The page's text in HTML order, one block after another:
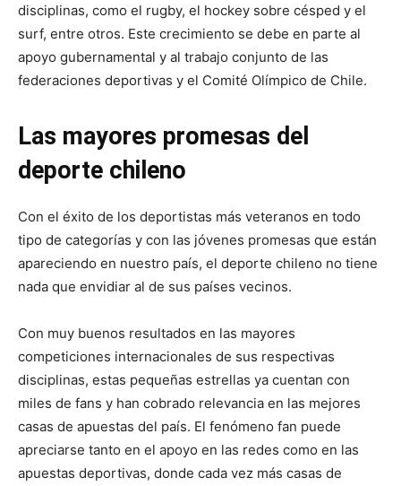
disciplinas, como el rugby, el hockey sobre césped y el
surf, entre otros. Este crecimiento se debe en parte al
apoyo gubernamental y al trabajo conjunto de las
federaciones deportivas y el Comité Olímpico de Chile.
Las mayores promesas del
deporte chileno
Con el éxito de los deportistas más veteranos en todo
tipo de categorías y con las jóvenes promesas que están
apareciendo en nuestro país, el deporte chileno no tiene
nada que envidiar al de sus países vecinos.
Con muy buenos resultados en las mayores
competiciones internacionales de sus respectivas
disciplinas, estas pequeñas estrellas ya cuentan con
miles de fans y han cobrado relevancia en las mejores
casas de apuestas del país. El fenómeno fan puede
apreciarse tanto en el apoyo en las redes como en las
apuestas deportivas, donde cada vez más casas de